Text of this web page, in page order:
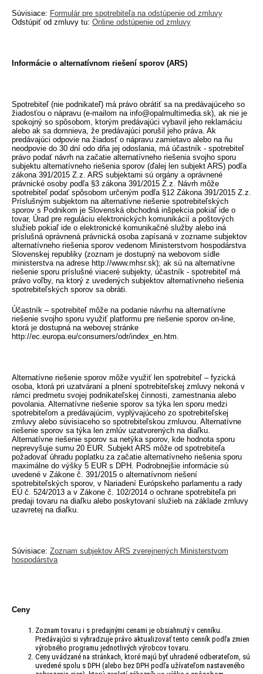
Súvisiace: Formulár pre spotrebiteľa na odstúpenie od zmluvy
Odstúpiť od zmluvy tu: Online odstúpenie od zmluvy
Informácie o alternatívnom riešení sporov (ARS)
Spotrebiteľ (nie podnikateľ) má právo obrátiť sa na predávajúceho so
žiadosťou o nápravu (e-mailom na info@opalmultimedia.sk), ak nie je
spokojný so spôsobom, ktorým predávajúci vybavil jeho reklamáciu
alebo ak sa domnieva, že predávajúci porušil jeho práva. Ak
predávajúci odpovie na žiadosť o nápravu zamietavo alebo na ňu
neodpovie do 30 dní odo dňa jej odoslania, má účastník - spotrebiteľ
právo podať návrh na začatie alternatívneho riešenia svojho sporu
subjektu alternatívneho riešenia sporov (ďalej len subjekt ARS) podľa
zákona 391/2015 Z.z. ARS subjektami sú orgány a oprávnené
právnické osoby podľa §3 zákona 391/2015 Z.z. Návrh môže
spotrebiteľ podať spôsobom určeným podľa §12 Zákona 391/2015 Z.z.
Príslušným subjektom na alternatívne riešenie spotrebiteľských
sporov s Podnikom je Slovenská obchodná inšpekcia pokiaľ ide o
tovar, Úrad pre reguláciu elektronických komunikácií a poštových
služieb pokiaľ ide o elektronické komunikačné služby alebo iná
príslušná oprávnená právnická osoba zapísaná v zozname subjektov
alternatívneho riešenia sporov vedenom Ministerstvom hospodárstva
Slovenskej republiky (zoznam je dostupný na webovom sídle
ministerstva na adrese http://www.mhsr.sk); ak sú na alternatívne
riešenie sporu príslušné viaceré subjekty, účastník - spotrebiteľ má
právo voľby, na ktorý z uvedených subjektov alternatívneho riešenia
spotrebiteľských sporov sa obráti.
Účastník – spotrebiteľ môže na podanie návrhu na alternatívne
riešenie svojho sporu využiť platformu pre riešenie sporov on-line,
ktorá je dostupná na webovej stránke
http://ec.europa.eu/consumers/odr/index_en.htm.
Alternatívne riešenie sporov môže využiť len spotrebiteľ – fyzická
osoba, ktorá pri uzatváraní a plnení spotrebiteľskej zmluvy nekoná v
rámci predmetu svojej podnikateľskej činnosti, zamestnania alebo
povolania. Alternatívne riešenie sporov sa týka len sporu medzi
spotrebiteľom a predávajúcim, vyplývajúceho zo spotrebiteľskej
zmluvy alebo súvisiaceho so spotrebiteľskou zmluvou. Alternatívne
riešenie sporov sa týka len zmlúv uzatvorených na diaľku.
Alternatívne riešenie sporov sa netýka sporov, kde hodnota sporu
neprevyšuje sumu 20 EUR. Subjekt ARS môže od spotrebiteľa
požadovať úhradu poplatku za začatie alternatívneho riešenia sporu
maximálne do výšky 5 EUR s DPH. Podrobnejšie informácie sú
uvedené v Zákone č. 391/2015 o alternatívnom riešení
spotrebiteľských sporov, v Nariadení Európskeho parlamentu a rady
EÚ č. 524/2013 a v Zákone č. 102/2014 o ochrane spotrebiteľa pri
predaji tovaru na diaľku alebo poskytovaní služieb na základe zmluvy
uzavretej na diaľku.
Súvisiace: Zoznam subjektov ARS zverejnených Ministerstvom
hospodárstva
Ceny
Zoznam tovaru i s predajnými cenami je obsiahnutý v cenníku.
Predávajúci si vyhradzuje právo aktualizovať tento cenník podľa zmien
výrobného programu jednotlivých výrobcov tovaru.
Ceny uvádzané na stránkach, ktoré majú byť uhradené odberateľom, sú
uvedené spolu s DPH (alebo bez DPH podľa užívateľom nastaveného